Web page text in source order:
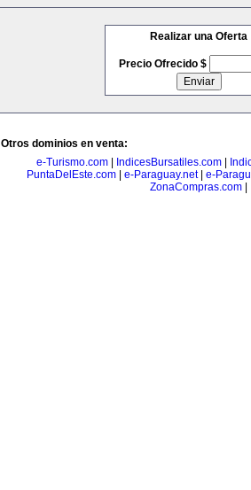
Realizar una Oferta
Precio Ofrecido $
Otros dominios en venta:
e-Turismo.com| IndicesBursatiles.com|
PuntaDelEste.com| e-Paraguay.net| e-
ZonaCompras.com